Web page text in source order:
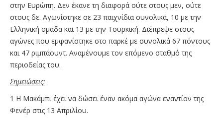
στην Ευρώπη. Δεν έκανε τη διαφορά ούτε στους μεν, ούτε
στους δε. Αγωνίστηκε σε 23 παιχνίδια συνολικά, 10 με την
Ελληνική ομάδα και 13 με την Τουρκική. Διέπρεψε στους
αγώνες που εμφανίστηκε στο παρκέ με συνολικά 67 πόντους
και 47 ριμπάουντ. Αναμένουμε τον επόμενο σταθμό της
περιοδείας του.
Σημειώσεις:
1 Η Μακάμπι έχει να δώσει έναν ακόμα αγώνα εναντίον της
Φενέρ στις 13 Απριλίου.